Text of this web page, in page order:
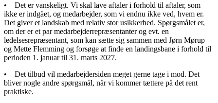
• Det er vanskeligt. Vi skal lave aftaler i forhold til aftaler, som
ikke er indgået, og medarbejder, som vi endnu ikke ved, hvem er.
Det giver et landskab med relativ stor usikkerhed. Spørgsmålet er,
om der er et par medarbejderrepræsentanter og evt. en
ledelsesrepræsentant, som kan sætte sig sammen med Jørn Mørup
og Mette Flemming og forsøge at finde en landingsbane i forhold til
perioden 1. januar til 31. marts 2027.
• Det tilbud vil medarbejdersiden meget gerne tage i mod. Det
bliver nogle andre spørgsmål, når vi kommer tættere på det rent
praktiske.